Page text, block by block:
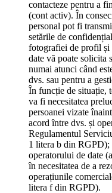
contacteze pentru a
(cont activ). În
personal pot fi
setările de
fotografiei de profil și
date vă poate solicita
numai atunci când
dvs. sau pentru a
În funcție de situație,
va fi necesitatea
persoanei vizate
acord între dvs. și
Regulamentul
1 litera b din RGPD);
operatorului de date
în necesitatea de a
operațiunile
litera f din RGPD).